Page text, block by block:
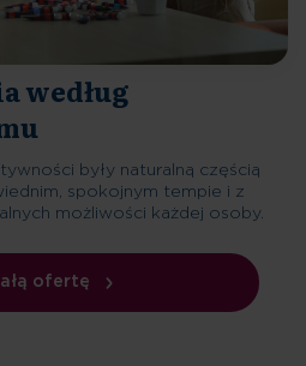
według
były naturalną częścią
spokojnym tempie i z
możliwości każdej osoby.
ofertę